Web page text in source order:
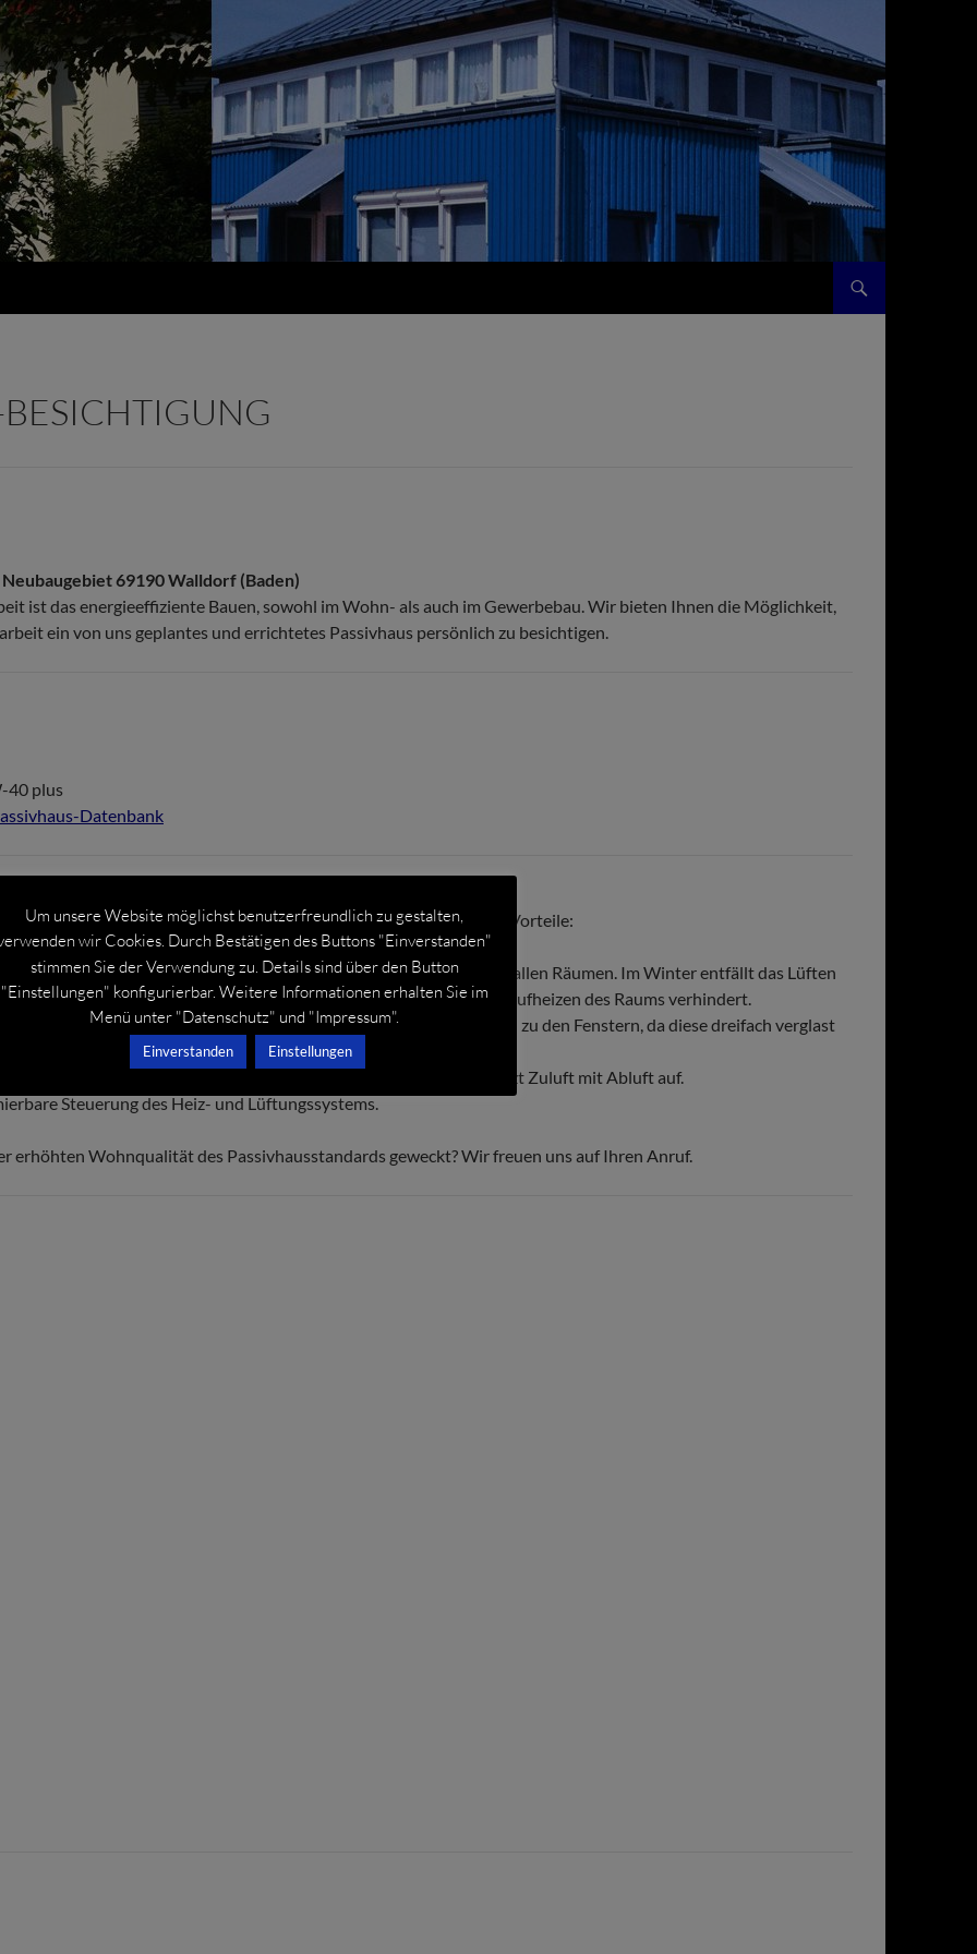
BESICHTIGUNG
69190 Walldorf (Baden)
ist das energieeffiziente Bauen, sowohl im Wohn- als auch im Gewerbebau. Wir bieten Ihnen die Möglichkeit,
ein von uns geplantes und errichtetes Passivhaus persönlich zu besichtigen.
40 plus
Datenbank
massive Wärmedämmung und bietet für Bauherren mehrere Vorteile:
durch Belüftungssystem mit ständiger Frischluftzufuhr in allen Räumen. Im Winter entfällt das Lüften
das lüftungsbedingte Auskühlen und damit notwendige Wiederaufheizen des Raums verhindert.
in allen Teilen der Zimmer. Kein allmählicher Temperaturabfall hin zu den Fenstern, da diese dreifach verglast
Nachhaltigkeit, besserer Umweltschutz. Wärmetauscher heizt Zuluft mit Abluft auf.
Steuerung des Heiz- und Lüftungssystems.
erhöhten Wohnqualität des Passivhausstandards geweckt? Wir freuen uns auf Ihren Anruf.
Um unsere Website möglichst benutzerfreundlich zu gestalten,
wir Cookies. Durch Bestätigen des Buttons "Einverstanden"
stimmen Sie der Verwendung zu. Details sind über den Button
"Einstellungen" konfigurierbar. Weitere Informationen erhalten Sie im
Menü unter "Datenschutz" und "Impressum".
Einverstanden Einstellungen